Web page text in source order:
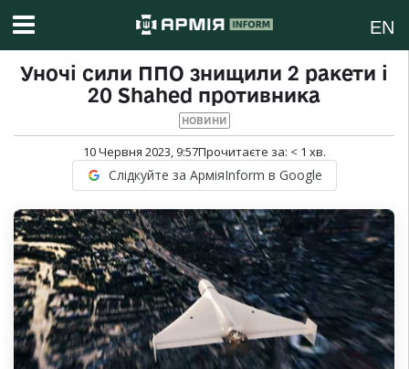
EN
Уночі сили ППО знищили 2 ракети і
20 Shahed противника
НОВИНИ
10 Червня 2023, 9:57Прочитаєте за: < 1 хв.
Слідкуйте за АрміяInform в Google